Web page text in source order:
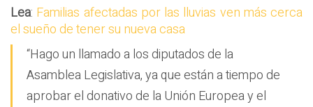
Lea: Familias afectadas por las lluvias ven más cerca
el sueño de tener su nueva casa
“Hago un llamado a los diputados de la
Asamblea Legislativa, ya que están a tiempo de
aprobar el donativo de la Unión Europea y el